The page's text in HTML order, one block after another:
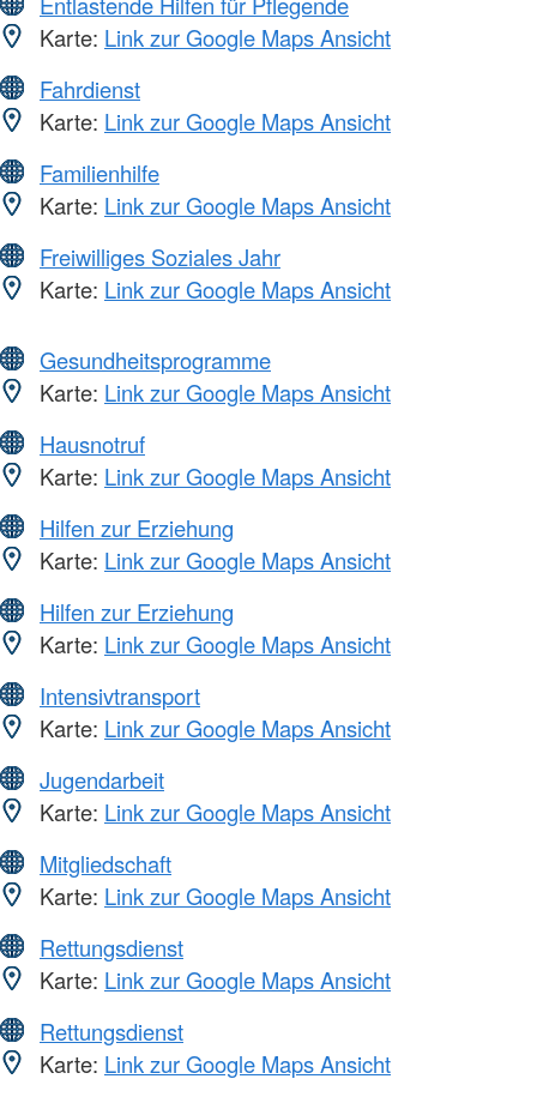
Karte: Link zur Google Maps Ansicht
Fahrdienst
Karte: Link zur Google Maps Ansicht
Familienhilfe
Karte: Link zur Google Maps Ansicht
Freiwilliges Soziales Jahr
Karte: Link zur Google Maps Ansicht
Gesundheitsprogramme
Karte: Link zur Google Maps Ansicht
Hausnotruf
Karte: Link zur Google Maps Ansicht
Hilfen zur Erziehung
Karte: Link zur Google Maps Ansicht
Hilfen zur Erziehung
Karte: Link zur Google Maps Ansicht
Intensivtransport
Karte: Link zur Google Maps Ansicht
Jugendarbeit
Karte: Link zur Google Maps Ansicht
Mitgliedschaft
Karte: Link zur Google Maps Ansicht
Rettungsdienst
Karte: Link zur Google Maps Ansicht
Rettungsdienst
Karte: Link zur Google Maps Ansicht